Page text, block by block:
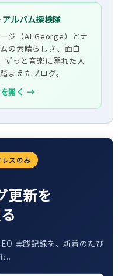
ルバム探検隊
ジ（AI George）とナ
の素晴らしさ、面白
ずっと音楽に溺れた人
まえたブログ。
開く →
スのみ
更新を
実践記録を、新着のたび
。